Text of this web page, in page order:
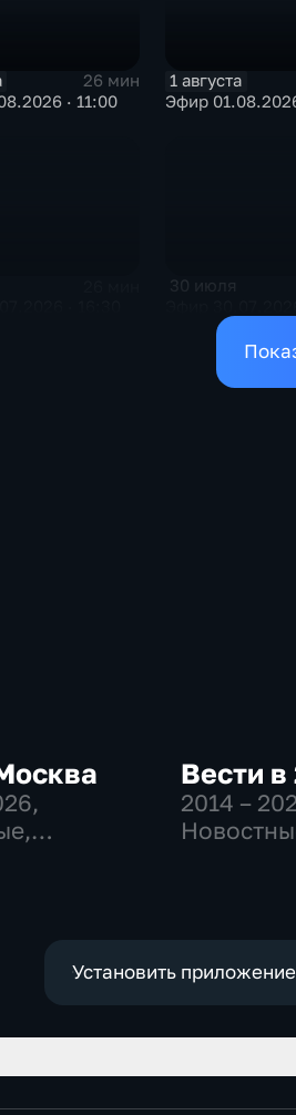
26 мин
· 11:00
1 августа
Эфир
30 июля
,
Вести
2014 –
Установить